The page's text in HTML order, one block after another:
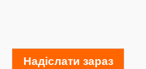
Надіслати зараз